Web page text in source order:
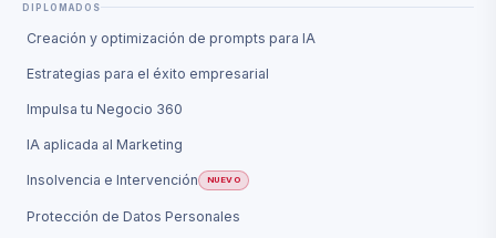
DIPLOMADOS
Creación y optimización de prompts para IA
Estrategias para el éxito empresarial
Impulsa tu Negocio 360
IA aplicada al Marketing
Insolvencia e Intervención NUEVO
Protección de Datos Personales